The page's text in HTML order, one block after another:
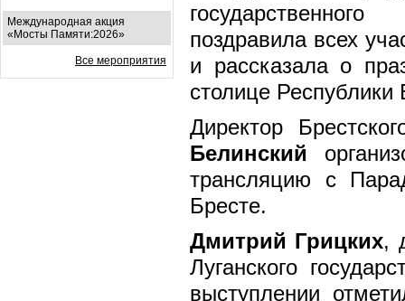
Международная акция
«Мосты Памяти:2026»
Все мероприятия
поздравила всех
и рассказала о
столице Республики
Директор
Белинский
трансляцию с
Бресте.
Дмитрий Грицких,
Луганского
выступлении